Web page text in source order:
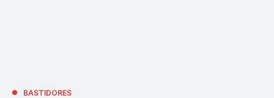
BASTIDORES